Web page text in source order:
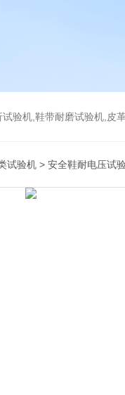
耐磨试验机,皮革伸缩试验机,马丁代尔
试验机 > 安全鞋耐电压试